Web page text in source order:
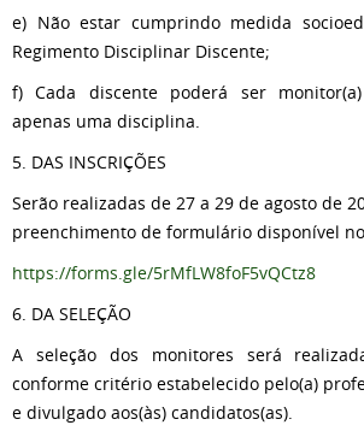
e) Não estar cumprindo medida
Regimento Disciplinar Discente;
f) Cada discente poderá ser
apenas uma disciplina.
5. DAS INSCRIÇÕES
Serão realizadas de 27 a 29 de agosto de
preenchimento de formulário disponível
https://forms.gle/5rMfLW8foF5vQCtz8
6. DA SELEÇÃO
A seleção dos monitores será
conforme critério estabelecido pelo(a)
e divulgado aos(às) candidatos(as).